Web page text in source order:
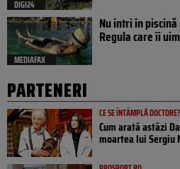
DIGI24
MEDIAFAX
Nu intri în
Regula care îi
PARTENERI
CE SE ÎNTÂMPLĂ DOCTORE?
Cum arată astăzi
moartea lui Sergiu